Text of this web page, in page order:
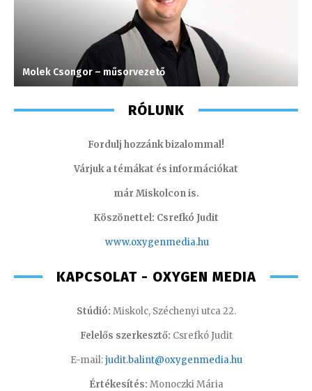
Molek Csongor – műsorvezető
RÓLUNK
Fordulj hozzánk bizalommal!
Várjuk a témákat és információkat
már Miskolcon is.
Köszönettel: Csrefkó Judit
www.oxygenmedia.hu
KAPCSOLAT - OXYGEN MEDIA
Stúdió: Miskolc, Széchenyi utca 22.
Felelős szerkesztő: Csrefkó Judit
E-mail:judit.balint@oxygenmedia.hu
Értékesítés: Monoczki Mária